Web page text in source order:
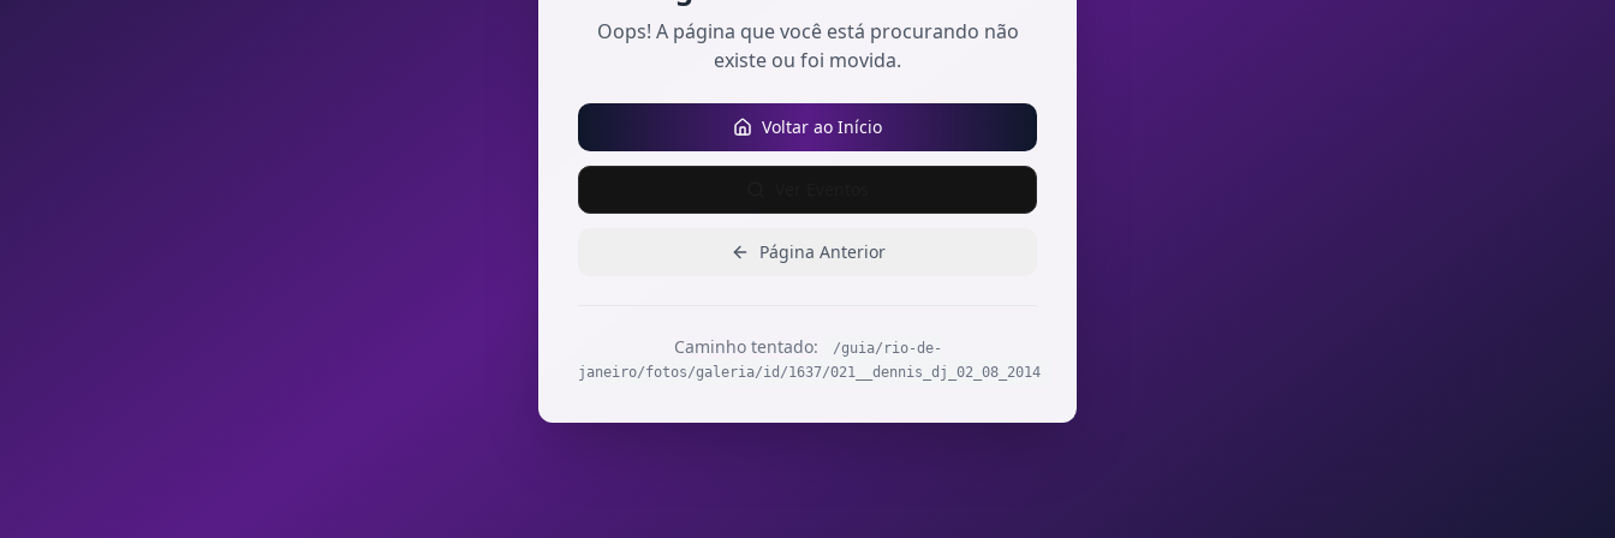
Oops! A página que você está procurando não
existe ou foi movida.
Voltar ao Início
Página Anterior
Caminho tentado:
/guia/rio-de-
janeiro/fotos/galeria/id/1637/021__dennis_dj_02_08_2014